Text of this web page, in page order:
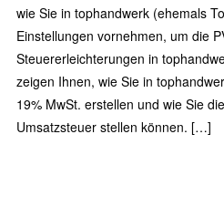
wie Sie in tophandwerk (ehemals
Einstellungen vornehmen, um die
Steuererleichterungen in
zeigen Ihnen, wie Sie in
19% MwSt. erstellen und wie Sie
Umsatzsteuer stellen können. […]